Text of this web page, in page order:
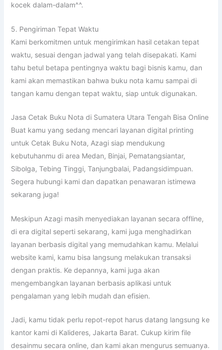
kocek dalam-dalam^^.
5. Pengiriman Tepat Waktu
Kami berkomitmen untuk mengirimkan hasil cetakan tepat
waktu, sesuai dengan jadwal yang telah disepakati. Kami
tahu betul betapa pentingnya waktu bagi bisnis kamu, dan
kami akan memastikan bahwa buku nota kamu sampai di
tangan kamu dengan tepat waktu, siap untuk digunakan.
Jasa Cetak Buku Nota di Sumatera Utara Tengah Bisa Online
Buat kamu yang sedang mencari layanan digital printing
untuk Cetak Buku Nota, Azagi siap mendukung
kebutuhanmu di area Medan, Binjai, Pematangsiantar,
Sibolga, Tebing Tinggi, Tanjungbalai, Padangsidimpuan.
Segera hubungi kami dan dapatkan penawaran istimewa
sekarang juga!
Meskipun Azagi masih menyediakan layanan secara offline,
di era digital seperti sekarang, kami juga menghadirkan
layanan berbasis digital yang memudahkan kamu. Melalui
website kami, kamu bisa langsung melakukan transaksi
dengan praktis. Ke depannya, kami juga akan
mengembangkan layanan berbasis aplikasi untuk
pengalaman yang lebih mudah dan efisien.
Jadi, kamu tidak perlu repot-repot harus datang langsung ke
kantor kami di Kalideres, Jakarta Barat. Cukup kirim file
desainmu secara online, dan kami akan mengurus semuanya.